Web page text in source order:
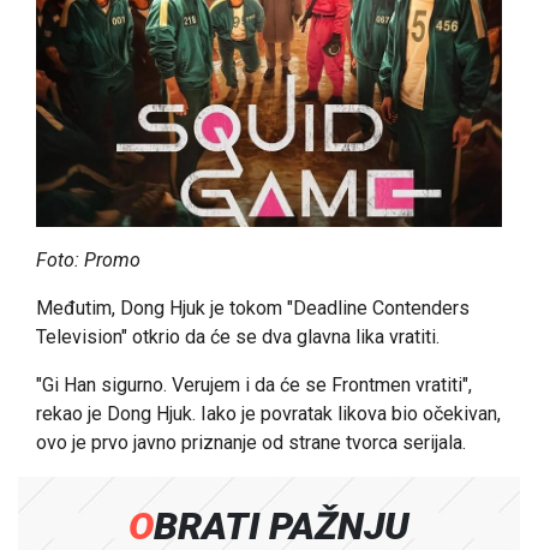
Foto: Promo
Međutim, Dong Hjuk je tokom "Deadline Contenders
Television" otkrio da će se dva glavna lika vratiti.
"Gi Han sigurno. Verujem i da će se Frontmen vratiti",
rekao je Dong Hjuk. Iako je povratak likova bio očekivan,
ovo je prvo javno priznanje od strane tvorca serijala.
OBRATI PAŽNJU